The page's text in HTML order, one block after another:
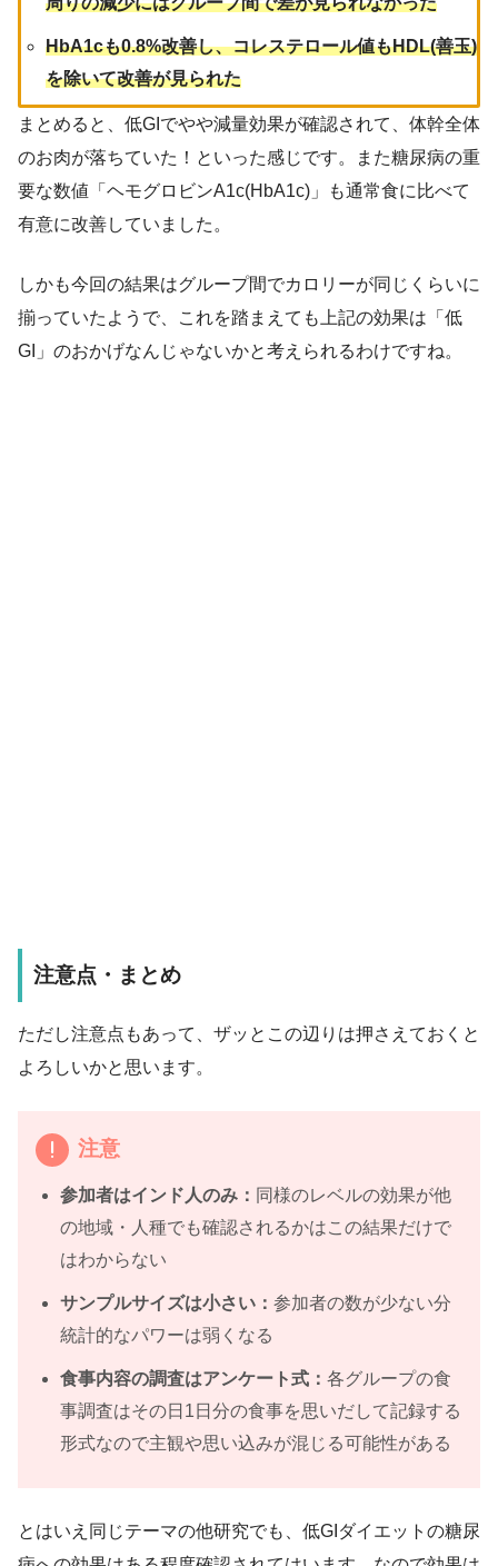
HbA1cも0.8%改善し、コレステロール値もHDL(善玉)
を除いて改善が見られた
まとめると、低GIでやや減量効果が確認されて、体幹全体
のお肉が落ちていた！といった感じです。また糖尿病の重
要な数値「ヘモグロビンA1c(HbA1c)」も通常食に比べて
有意に改善していました。
しかも今回の結果はグループ間でカロリーが同じくらいに
揃っていたようで、これを踏まえても上記の効果は「低
GI」のおかげなんじゃないかと考えられるわけですね。
注意点・まとめ
ただし注意点もあって、ザッとこの辺りは押さえておくと
よろしいかと思います。
注意
参加者はインド人のみ： 同様のレベルの効果が他
の地域・人種でも確認されるかはこの結果だけで
はわからない
サンプルサイズは小さい：参加者の数が少ない分
統計的なパワーは弱くなる
食事内容の調査はアンケート式：各グループの食
事調査はその日1日分の食事を思いだして記録する
形式なので主観や思い込みが混じる可能性がある
とはいえ同じテーマの他研究でも、低GIダイエットの糖尿